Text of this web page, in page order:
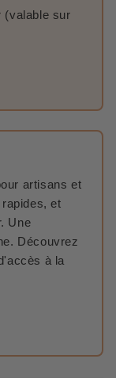
(valable sur
artisans et
et
Une
Découvrez
à la